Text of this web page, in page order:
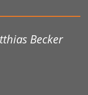
Becker